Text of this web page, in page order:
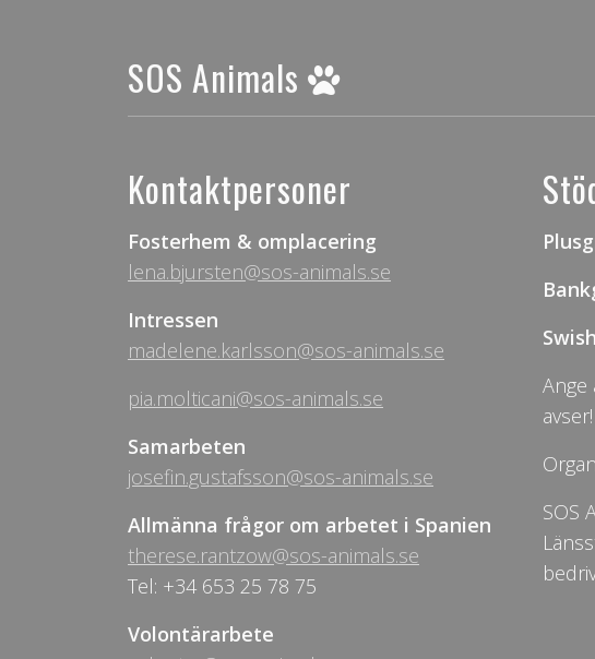
SOS Animals
Kontaktpersoner
Fosterhem & omplacering
lena.bjursten@sos-animals.se
Intressen
madelene.karlsson@sos-animals.se
pia.molticani@sos-animals.se
Samarbeten
josefin.gustafsson@sos-animals.se
Allmänna frågor om arbetet i Spanien
therese.rantzow@sos-animals.se
Tel: +34 653 25 78 75
Volontärarbete
Ange
avser!
SOS